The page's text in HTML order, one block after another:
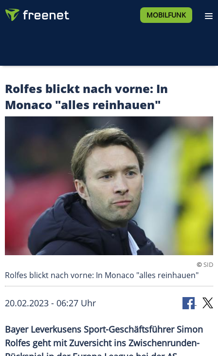
MOBILFUNK
Rolfes blickt nach vorne: In
Monaco "alles reinhauen"
©SID
Rolfes blickt nach vorne: In Monaco "alles reinhauen"
20.02.2023 - 06:27 Uhr
Bayer Leverkusens Sport-Geschäftsführer Simon
Rolfes geht mit Zuversicht ins Zwischenrunden-